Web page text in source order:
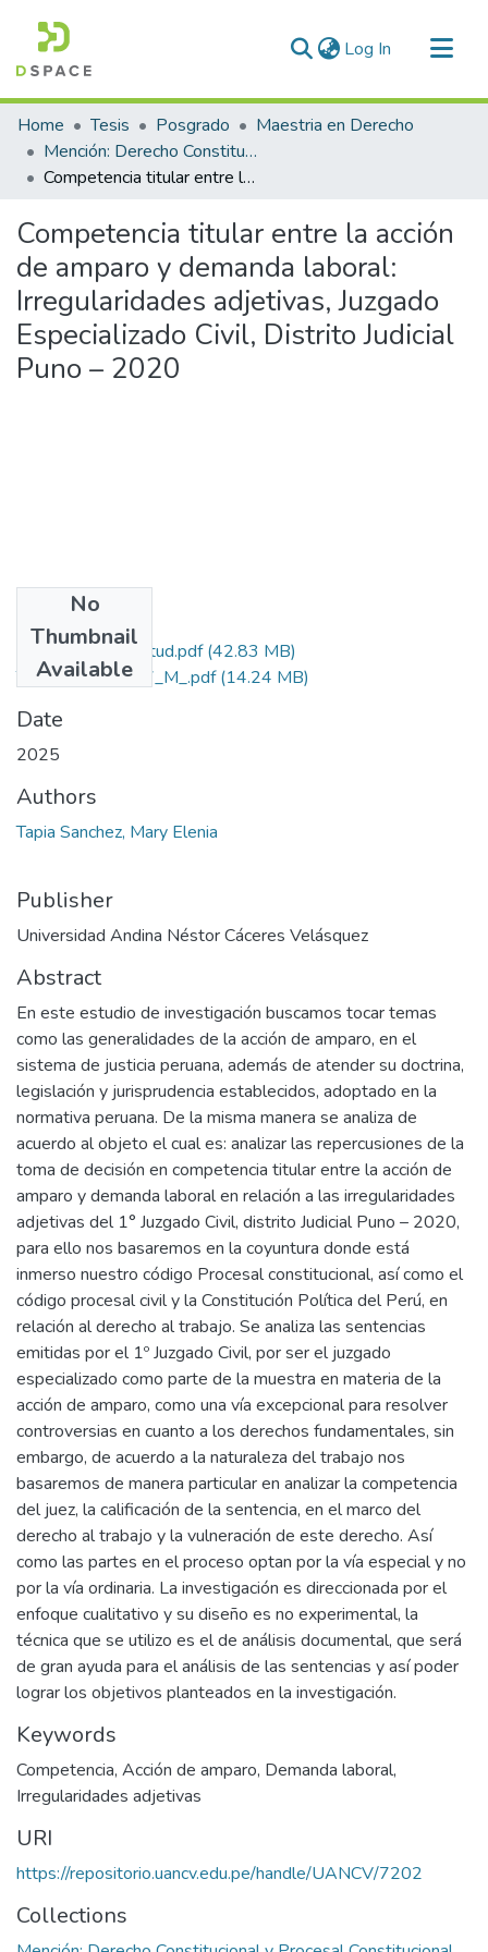
Log In (current)
Communities & Collections
All of DSpace
Statistics
Home Tesis Posgrado
Maestria en Derecho
Mención: Derecho Constitucional y Procesal Constitucional
Competencia titular entre la acción de amparo y demanda laboral: Irregularidades adjetivas, Juzgado Especializado Civil, Distrito Judicial Puno – 2020
Competencia titular entre la acción
de amparo y demanda laboral:
Irregularidades adjetivas, Juzgado
Especializado Civil, Distrito Judicial
Puno – 2020
No
Thumbnail
Available
Grado de Similitud.pdf(42.83 MB)
T036_01344037_M_.pdf(14.24 MB)
Date
2025
Authors
Tapia Sanchez, Mary Elenia
Publisher
Universidad Andina Néstor Cáceres Velásquez
Abstract
En este estudio de investigación buscamos tocar temas
como las generalidades de la acción de amparo, en el
sistema de justicia peruana, además de atender su doctrina,
legislación y jurisprudencia establecidos, adoptado en la
normativa peruana. De la misma manera se analiza de
acuerdo al objeto el cual es: analizar las repercusiones de la
toma de decisión en competencia titular entre la acción de
amparo y demanda laboral en relación a las irregularidades
adjetivas del 1° Juzgado Civil, distrito Judicial Puno – 2020,
para ello nos basaremos en la coyuntura donde está
inmerso nuestro código Procesal constitucional, así como el
código procesal civil y la Constitución Política del Perú, en
relación al derecho al trabajo. Se analiza las sentencias
emitidas por el 1º Juzgado Civil, por ser el juzgado
especializado como parte de la muestra en materia de la
acción de amparo, como una vía excepcional para resolver
controversias en cuanto a los derechos fundamentales, sin
embargo, de acuerdo a la naturaleza del trabajo nos
basaremos de manera particular en analizar la competencia
del juez, la calificación de la sentencia, en el marco del
derecho al trabajo y la vulneración de este derecho. Así
como las partes en el proceso optan por la vía especial y no
por la vía ordinaria. La investigación es direccionada por el
enfoque cualitativo y su diseño es no experimental, la
técnica que se utilizo es el de análisis documental, que será
de gran ayuda para el análisis de las sentencias y así poder
lograr los objetivos planteados en la investigación.
Keywords
Competencia, Acción de amparo, Demanda laboral,
Irregularidades adjetivas
URI
https://repositorio.uancv.edu.pe/handle/UANCV/7202
Collections